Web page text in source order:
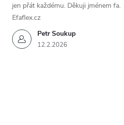
Petr Soukup
12.2.2026
jen přát každému. Děkuji jménem fa.
Efaflex.cz